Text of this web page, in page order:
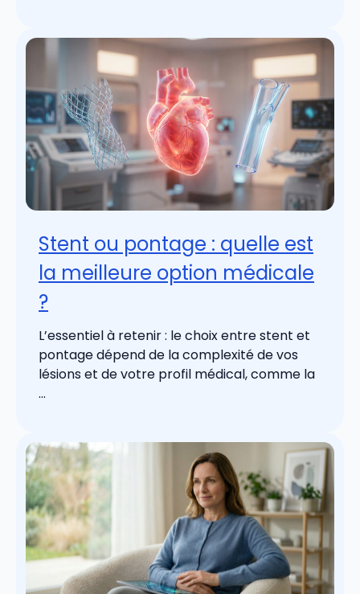
Stent ou pontage : quelle est
la meilleure option médicale
?
L’essentiel à retenir : le choix entre stent et
pontage dépend de la complexité de vos
lésions et de votre profil médical, comme la
...